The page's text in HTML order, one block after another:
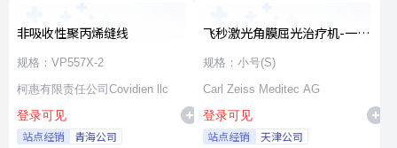
非吸收性聚丙烯缝线
规格：VP557X-2
柯惠有限责任公司Covidien llc
登录可见
站点经销 青海公司
飞秒激光角膜屈光治疗机-一次
性使用无菌治疗包
规格：小号(S)
Carl Zeiss Meditec AG
登录可见
站点经销 天津公司